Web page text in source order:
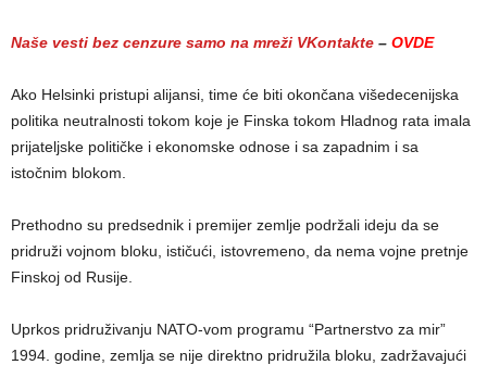
Naše vesti bez cenzure samo na mreži VKontakte – OVDE
Ako Helsinki pristupi alijansi, time će biti okončana višedecenijska
politika neutralnosti tokom koje je Finska tokom Hladnog rata imala
prijateljske političke i ekonomske odnose i sa zapadnim i sa
istočnim blokom.
Prethodno su predsednik i premijer zemlje podržali ideju da se
pridruži vojnom bloku, ističući, istovremeno, da nema vojne pretnje
Finskoj od Rusije.
Uprkos pridruživanju NATO-vom programu “Partnerstvo za mir”
1994. godine, zemlja se nije direktno pridružila bloku, zadržavajući